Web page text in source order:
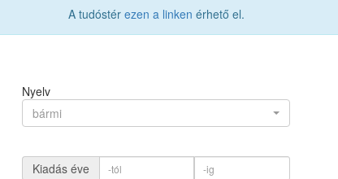
A tudóstér ezen a linken érhető el.
Nyelv
bármi
Kiadás éve